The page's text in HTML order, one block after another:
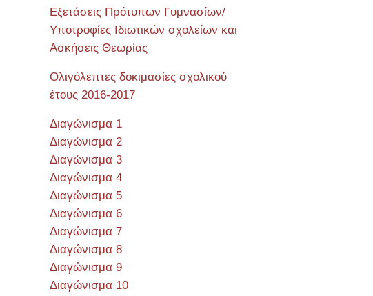
Εξετάσεις Πρότυπων Γυμνασίων/
Υποτροφίες Ιδιωτικών σχολείων και
Ασκήσεις Θεωρίας
Ολιγόλεπτες δοκιμασίες σχολικού
έτους 2016-2017
Διαγώνισμα 1
Διαγώνισμα 2
Διαγώνισμα 3
Διαγώνισμα 4
Διαγώνισμα 5
Διαγώνισμα 6
Διαγώνισμα 7
Διαγώνισμα 8
Διαγώνισμα 9
Διαγώνισμα 10